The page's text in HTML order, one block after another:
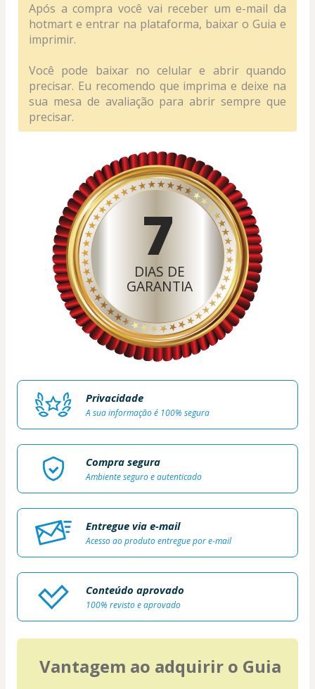
Após a compra você vai receber um e-mail da
hotmart e entrar na plataforma, baixar o Guia e
imprimir.
Você pode baixar no celular e abrir quando
precisar. Eu recomendo que imprima e deixe na
sua mesa de avaliação para abrir sempre que
precisar.
7
DIAS DE
GARANTIA
Privacidade
A sua informação é 100% segura
Compra segura
Ambiente seguro e autenticado
Entregue via e-mail
Acesso ao produto entregue por e-mail
Conteúdo aprovado
100% revisto e aprovado
Vantagem ao adquirir o Guia